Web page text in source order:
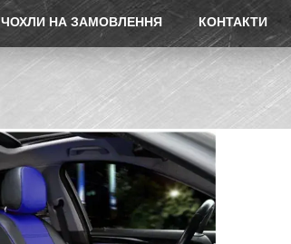
ЧОХЛИ НА ЗАМОВЛЕННЯ КОНТАКТИ